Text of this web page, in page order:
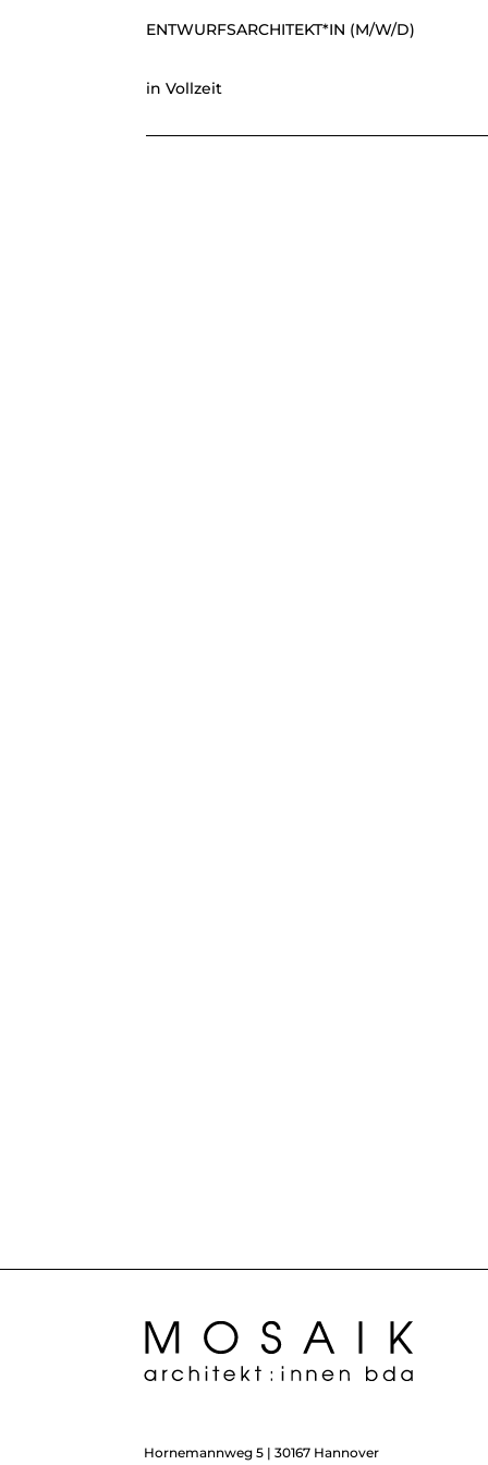
ENTWURFSARCHITEKT*IN (M/W/D)
in Vollzeit
Hornemannweg 5 | 30167 Hannover